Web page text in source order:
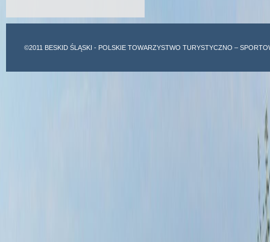
©2011 BESKID ŚLĄSKI - POLSKIE TOWARZYSTWO TURYSTYCZNO –